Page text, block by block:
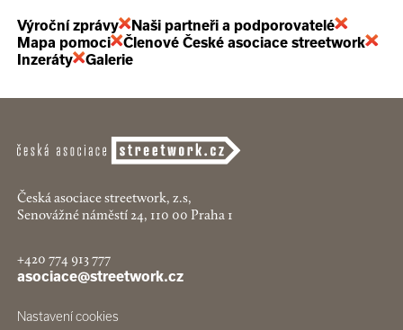
Výroční zprávy
Naši partneři a podporovatelé
Mapa pomoci
Členové České asociace streetwork
Inzeráty
Galerie
Česká asociace streetwork, z.s,
Senovážné náměstí 24, 110 00 Praha 1
+420 774 913 777
asociace@streetwork.cz
Nastavení cookies